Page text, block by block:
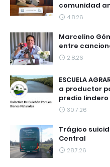
comunidad
4.8.26
Marcelino
entre
2.8.26
ESCUELA
a productor
predio lindero
30.7.26
Trágico
Central
28.7.26